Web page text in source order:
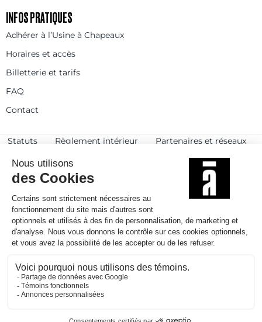
INFOS PRATIQUES
Adhérer à l’Usine à Chapeaux
Horaires et accès
Billetterie et tarifs
FAQ
Contact
Statuts Règlement intérieur
Partenaires et réseaux
© 2025
Politique de confidentialité
Mentions légales et crédits